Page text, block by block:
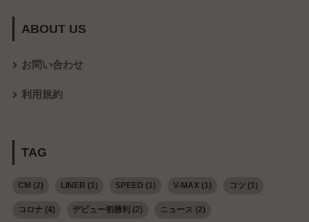
ABOUT US
お問い合わせ
利用規約
TAG
CM (2) LINER (1) SPEED (1) V-MAX(1) コツ (1)
コロナ(4) デビュー初勝利 (2) ニュース (2)